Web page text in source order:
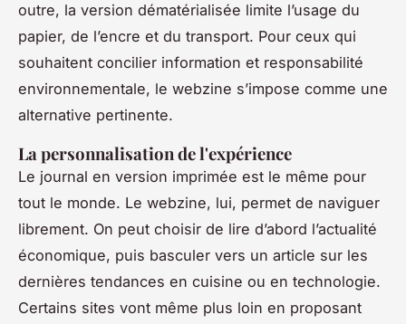
outre, la version dématérialisée limite l’usage du
papier, de l’encre et du transport. Pour ceux qui
souhaitent concilier information et responsabilité
environnementale, le webzine s’impose comme une
alternative pertinente.
La personnalisation de l'expérience
Le journal en version imprimée est le même pour
tout le monde. Le webzine, lui, permet de naviguer
librement. On peut choisir de lire d’abord l’actualité
économique, puis basculer vers un article sur les
dernières tendances en cuisine ou en technologie.
Certains sites vont même plus loin en proposant